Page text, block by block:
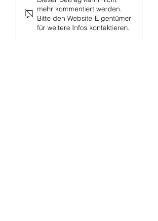
mehr kommentiert werden.
Bitte den Website-Eigentümer
für weitere Infos kontaktieren.